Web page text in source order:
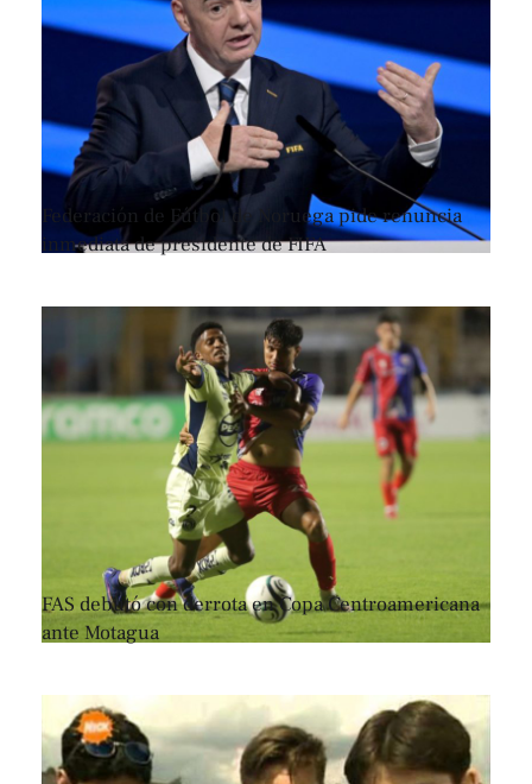
Federación de Fútbol de Noruega pide renuncia
inmediata de presidente de FIFA
FAS debutó con derrota en Copa Centroamericana
ante Motagua